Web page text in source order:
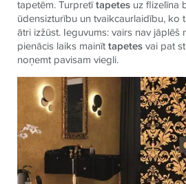
tapetēm. Turpretītapetes uz flizelīna
ūdensizturību un tvaikcaurlaidību, ko
ātri izžūst. Ieguvums: vairs nav jāplēš
pienācis laiks mainīttapetesvai pat
noņemt pavisam viegli.